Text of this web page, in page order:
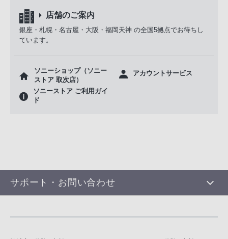
店舗のご案内
銀座・札幌・名古屋・大阪・福岡天神 の全国5拠点でお待ちし
ています。
ソニーショップ（ソニー
ストア 取次店）
アカウントサービス
ソニーストア ご利用ガイ
ド
サポート・お問い合わせ